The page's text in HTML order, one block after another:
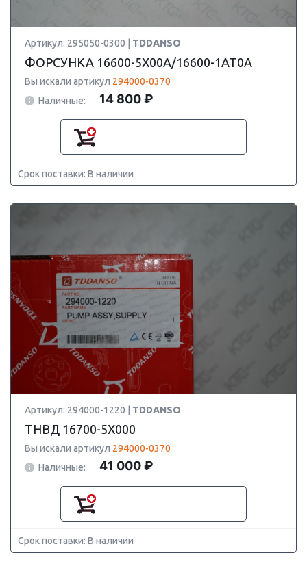
Артикул: 295050-0300 | TDDANSO
ФОРСУНКА 16600-5X00A/16600-1AT0A
Вы искали артикул 294000-0370
Наличные:
14 800 ₽
Срок поставки: В наличии
Артикул: 294000-1220 | TDDANSO
ТНВД 16700-5X000
Вы искали артикул 294000-0370
Наличные:
41 000 ₽
Срок поставки: В наличии